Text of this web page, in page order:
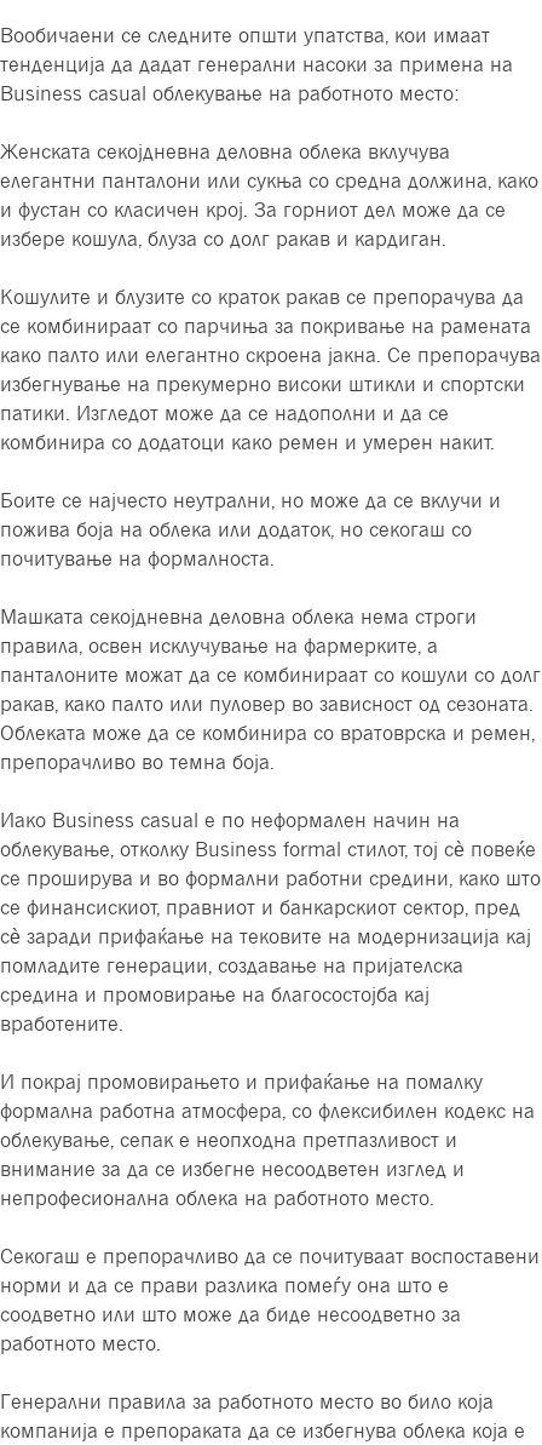
Вообичаени се следните општи упатства, кои имаат
тенденција да дадат генерални насоки за примена на
Business casual облекување на работното место:
Женската секојдневна деловна облека вклучува
елегантни панталони или сукња со средна должина, како
и фустан со класичен крој. За горниот дел може да се
избере кошула, блуза со долг ракав и кардиган.
Кошулите и блузите со краток ракав се препорачува да
се комбинираат со парчиња за покривање на рамената
како палто или елегантно скроена јакна. Се препорачува
избегнување на прекумерно високи штикли и спортски
патики. Изгледот може да се надополни и да се
комбинира со додатоци како ремен и умерен накит.
Боите се најчесто неутрални, но може да се вклучи и
пожива боја на облека или додаток, но секогаш со
почитување на формалноста.
Машката секојдневна деловна облека нема строги
правила, освен исклучување на фармерките, а
панталоните можат да се комбинираат со кошули со долг
ракав, како палто или пуловер во зависност од сезоната.
Облеката може да се комбинира со вратоврска и ремен,
препорачливо во темна боја.
Иако Business casual е по неформален начин на
облекување, отколку Business formal стилот, тој сè повеќе
се проширува и во формални работни средини, како што
се финансискиот, правниот и банкарскиот сектор, пред
сè заради прифаќање на тековите на модернизација кај
помладите генерации, создавање на пријателска
средина и промовирање на благосостојба кај
вработените.
И покрај промовирањето и прифаќање на помалку
формална работна атмосфера, со флексибилен кодекс на
облекување, сепак е неопходна претпазливост и
внимание за да се избегне несоодветен изглед и
непрофесионална облека на работното место.
Секогаш е препорачливо да се почитуваат воспоставени
норми и да се прави разлика помеѓу она што е
соодветно или што може да биде несоодветно за
работното место.
Генерални правила за работното место во било која
компанија е препораката да се избегнува облека која е